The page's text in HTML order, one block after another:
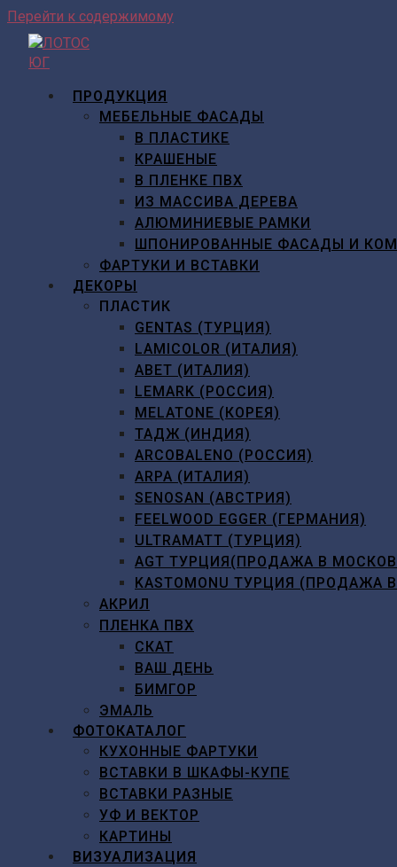
Перейти к содержимому
ПРОДУКЦИЯ
МЕБЕЛЬНЫЕ ФАСАДЫ
В ПЛАСТИКЕ
КРАШЕНЫЕ
В ПЛЕНКЕ ПВХ
ИЗ МАССИВА ДЕРЕВА
АЛЮМИНИЕВЫЕ РАМКИ
ШПОНИРОВАННЫЕ ФАСАДЫ И
ФАРТУКИ И ВСТАВКИ
ДЕКОРЫ
ПЛАСТИК
GENTAS (ТУРЦИЯ)
LAMICOLOR (ИТАЛИЯ)
ABET (ИТАЛИЯ)
LEMARK (РОССИЯ)
MELATONE (КОРЕЯ)
ТАДЖ (ИНДИЯ)
ARCOBALENO (РОССИЯ)
ARPA (ИТАЛИЯ)
SENOSAN (АВСТРИЯ)
FEELWOOD EGGER (ГЕРМАНИЯ)
ULTRAMATT (ТУРЦИЯ)
AGT ТУРЦИЯ(ПРОДАЖА В
KASTOMONU ТУРЦИЯ
АКРИЛ
ПЛЕНКА ПВХ
СКАТ
ВАШ ДЕНЬ
БИМГОР
ЭМАЛЬ
ФОТОКАТАЛОГ
КУХОННЫЕ ФАРТУКИ
ВСТАВКИ В ШКАФЫ-КУПЕ
ВСТАВКИ РАЗНЫЕ
УФ И ВЕКТОР
КАРТИНЫ
ВИЗУАЛИЗАЦИЯ